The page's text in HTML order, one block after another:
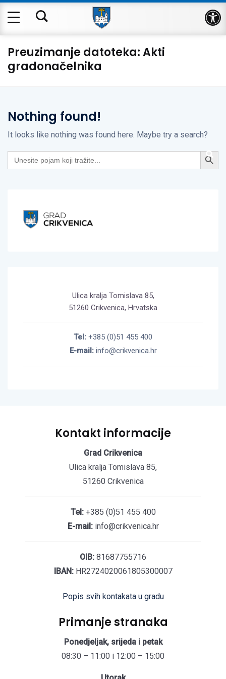
Preuzimanje datoteka:Akti
gradonačelnika
Nothing found!
It looks like nothing was found here. Maybe try a search?
Search
for:
Search Button
Ulica kralja Tomislava 85,
51260 Crikvenica, Hrvatska
Tel: +385 (0)51 455 400
E-mail:info@crikvenica.hr
Kontakt informacije
Grad Crikvenica
Ulica kralja Tomislava 85,
51260 Crikvenica
Tel:+385 (0)51 455 400
E-mail:info@crikvenica.hr
OIB: 81687755716
IBAN:HR2724020061805300007
Popis svih kontakata u gradu
Primanje stranaka
Ponedjeljak, srijeda i petak
08:30 – 11:00 i 12:00 – 15:00